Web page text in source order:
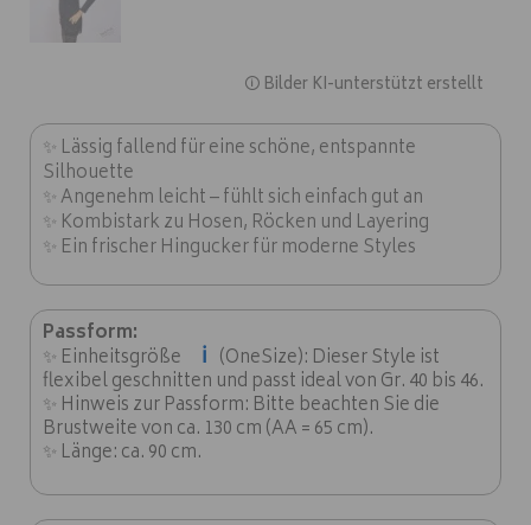
🛈 Bilder KI-unterstützt erstellt
✨ Lässig fallend für eine schöne, entspannte
Silhouette
✨ Angenehm leicht – fühlt sich einfach gut an
✨ Kombistark zu Hosen, Röcken und Layering
✨ Ein frischer Hingucker für moderne Styles
Passform:
✨ Einheitsgröße ℹ️ (OneSize): Dieser Style ist
flexibel geschnitten und passt ideal von Gr. 40 bis 46.
✨ Hinweis zur Passform: Bitte beachten Sie die
Brustweite von ca. 130 cm (AA = 65 cm).
✨ Länge: ca. 90 cm.